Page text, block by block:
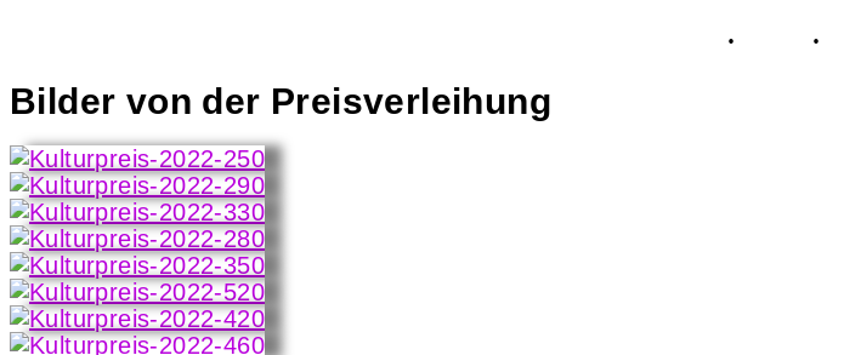
Bilder von der Preisverleihung